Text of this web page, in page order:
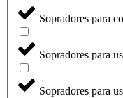
Sopradores para
Sopradores para
Sopradores para